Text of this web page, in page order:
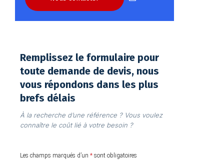
Remplissez le formulaire pour
toute demande de devis, nous
vous répondons dans les plus
brefs délais
À la recherche d’une référence ? Vous voulez
connaître le coût lié à votre besoin ?
Les champs marqués d’un * sont obligatoires